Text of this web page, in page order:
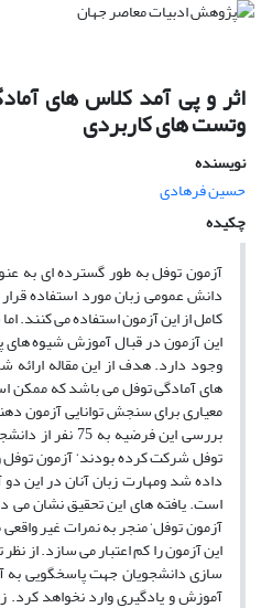
اثر و پی آمد کلاس های
وتست های کاربردی
نویسنده
حسین فرهادی
چکیده
آزمون توفل به طور گسترده ای به
دانش عمومی زبان مورد استفاده
کامل از این آزمون استفاده می کنند.
این آزمون در قبال آموزش شیوه های
وجود دارد. هدف از این مقاله ارائه
های آمادگی توفل می باشد که ممکن
معیاری برای سنجش توانایی آزمون
بررسی این فرضیه
توفل شرکت کرده بودند‘ آزمون توفل
داده شد ومهارت زبان آنان در این
است. یافته های این تحقیق نشان می
آزمون توفل‘ منجر به نمرات غیر
این آزمون را کم اعتبار می سازد. از
سازی دانشجویان جهت پاسخگویی به
آموزش و یادگیری وارد نخواهد کرد.